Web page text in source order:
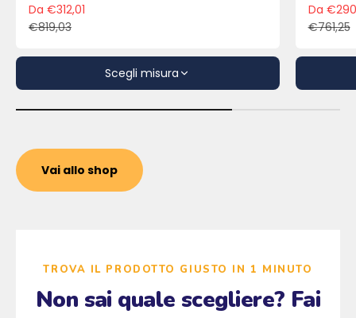
Prezzo scontato
Da €312,01
Prezzo
€819,03
Scegli misura
Da
€761,25
Vai allo shop
TROVA IL PRODOTTO GIUSTO IN 1 MINUTO
Non sai quale scegliere? Fai